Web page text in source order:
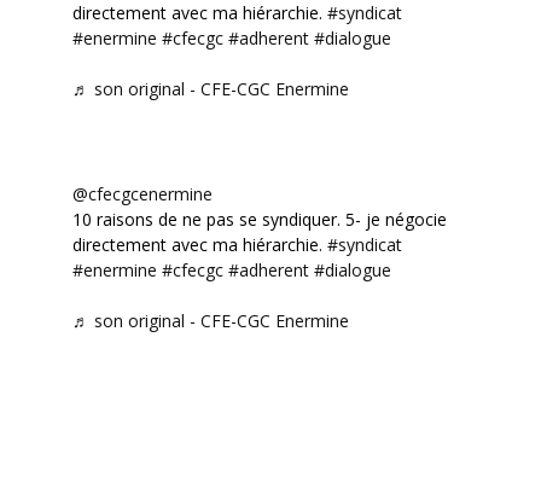
directement avec ma hiérarchie. #syndicat
#enermine #cfecgc #adherent #dialogue
♬ son original - CFE-CGC Enermine
@cfecgcenermine
10 raisons de ne pas se syndiquer. 5- je négocie
directement avec ma hiérarchie. #syndicat
#enermine #cfecgc #adherent #dialogue
♬ son original - CFE-CGC Enermine